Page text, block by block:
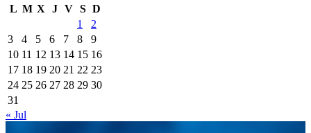
L M X J V S D
1
2
3
4 5 6 7 8
9
10 11 12 13 14 15 16
17 18 19 20 21 22 23
24 25 26 27 28 29 30
31
« Jul